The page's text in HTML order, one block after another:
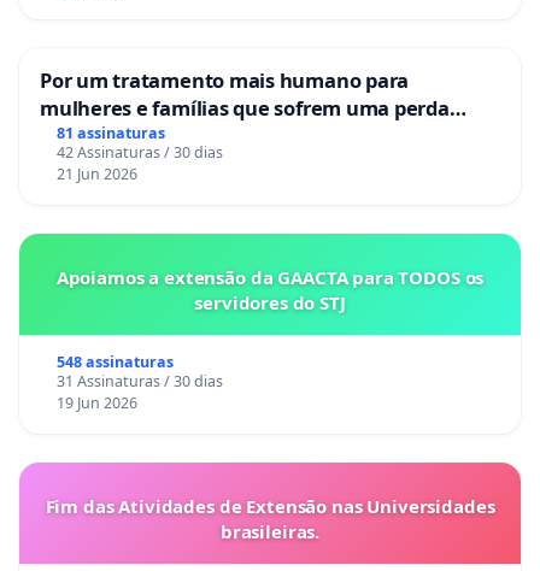
Por um tratamento mais humano para
mulheres e famílias que sofrem uma perda
gestacional nos hospitais portugueses
81 assinaturas
42 Assinaturas / 30 dias
21 Jun 2026
Apoiamos a extensão da GAACTA para TODOS os
servidores do STJ
548 assinaturas
31 Assinaturas / 30 dias
19 Jun 2026
Fim das Atividades de Extensão nas Universidades
brasileiras.